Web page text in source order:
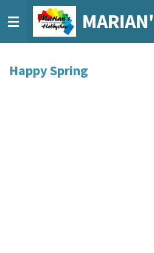
direct
naar
hoofdinhoud
Happy Spring